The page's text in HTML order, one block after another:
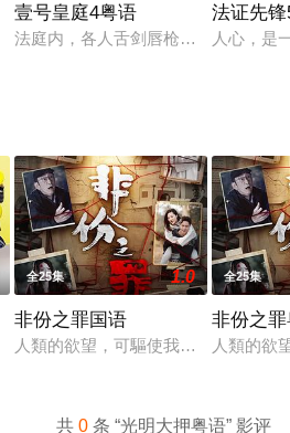
真理，为公正而进行抗辩；法庭外，
壹号皇庭4粤语
法庭内，各人舌剑唇枪，为真理，为
法证先
人心，是
經準備開拍新一套處境劇，暫定叫《
全25集 1.0
非份之罪国语
人類的欲望，可驅使我們超越自我，
全25集
非份之
人類的欲
共0 条 “光明大押粤语” 影评